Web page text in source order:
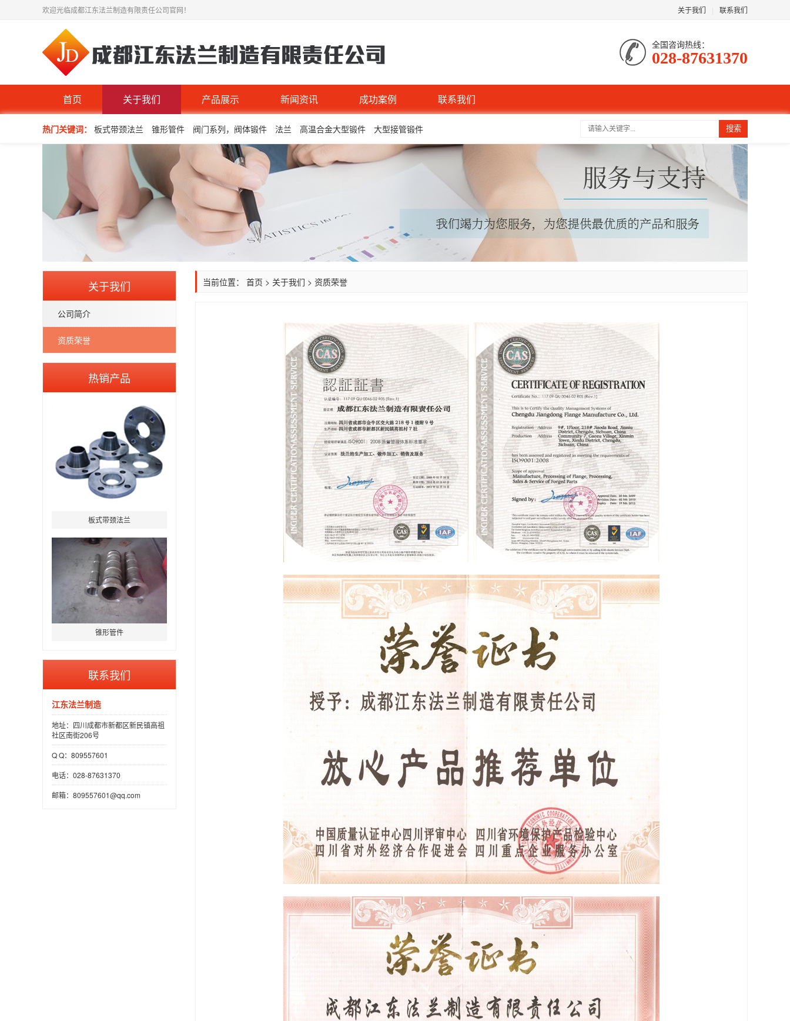
关于我们 联系我们
欢迎光临成都江东法兰制造有限责任公司官网！
全国咨询热线：
028-87631370
首页 关于我们 产品展示 新闻资讯 成功案例 联系我们
热门关键词： 板式带颈法兰 锥形管件 阀门系列，阀体锻件 法兰 高温合金大型锻件 大型接管锻件 搜索
关于我们
公司简介
资质荣誉
热销产品
板式带颈法兰
锥形管件
联系我们
江东法兰制造
地址：四川成都市新都区新民镇高祖
社区南街206号
Q Q：809557601
电话：028-87631370
邮箱：809557601@qq.com
当前位置： 首页 > 关于我们 > 资质荣誉